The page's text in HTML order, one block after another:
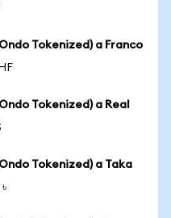
Tokenized) a Franco
Tokenized) a Real
Tokenized) a Taka